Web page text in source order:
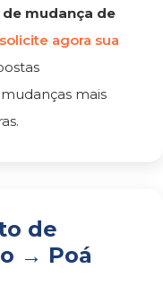
mudança de
solicite agora sua
mais
de
→ Poá